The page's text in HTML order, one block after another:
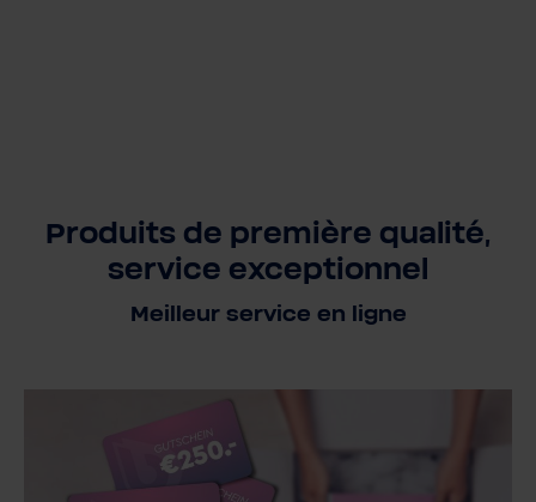
Produits de première qualité,
service exceptionnel
Meilleur service en ligne